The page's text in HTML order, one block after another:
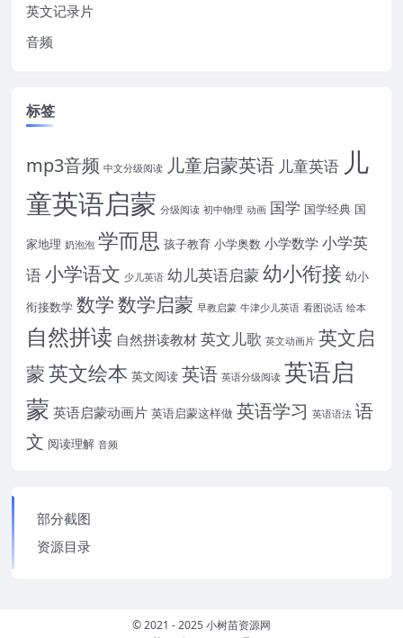
英文记录片
音频
标签
mp3音频 中文分级阅读 儿童启蒙英语 儿童英语 儿
童英语启蒙 分级阅读 初中物理 动画 国学 国学经典 国
家地理 奶泡泡 学而思 孩子教育 小学奥数 小学数学 小学英
语小学语文 少儿英语 幼儿英语启蒙幼小衔接 幼小
衔接数学 数学数学启蒙 早教启蒙 牛津少儿英语 看图说话 绘本
自然拼读 自然拼读教材英文儿歌 英文动画片 英文启
蒙英文绘本 英文阅读 英语 英语分级阅读 英语启
蒙 英语启蒙动画片 英语启蒙这样做 英语学习 英语语法 语
文 阅读理解 音频
部分截图
资源目录
© 2021 - 2025 小树苗资源网